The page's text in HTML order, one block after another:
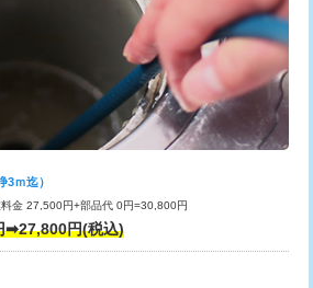
/3ｍ超え)
埋め戻し作
11,000円~
事/3ｍまで） 55,000円
管工事/3ｍ超
埋め戻し作業）
満）
8,800円
理・清掃・修
など（軽作業）
11,000円
処理・清掃・修
ど（中作業）
22,000円
処理・清掃・修
など（重作業）
33,000円
3ｍ迄）
金 27,500円+部品代 0円=30,800円
➡27,800円(税込)